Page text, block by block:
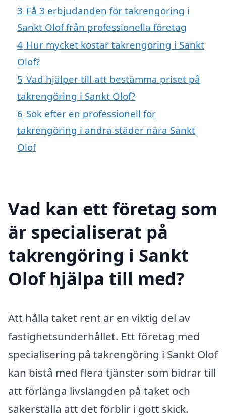
3 Få 3 erbjudanden för takrengöring i
Sankt Olof från professionella företag
4 Hur mycket kostar takrengöring i Sankt
Olof?
5 Vad hjälper till att bestämma priset på
takrengöring i Sankt Olof?
6 Sök efter en professionell för
takrengöring i andra städer nära Sankt
Olof
Vad kan ett företag som
är specialiserat på
takrengöring i Sankt
Olof hjälpa till med?
Att hålla taket rent är en viktig del av
fastighetsunderhållet. Ett företag med
specialisering på takrengöring i Sankt Olof
kan bistå med flera tjänster som bidrar till
att förlänga livslängden på taket och
säkerställa att det förblir i gott skick.